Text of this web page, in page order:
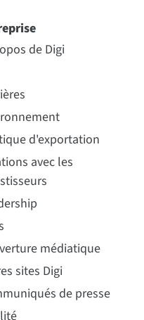
pour appliquer les
(basé sur DEY-
- Produit
le contrat
ConnectCore
en nuage
monde de IoT est en train
de changer, et aujourd'hui les
qui
des produits
de Digi
d'exportation
avec les
médiatique
sites Digi
de presse